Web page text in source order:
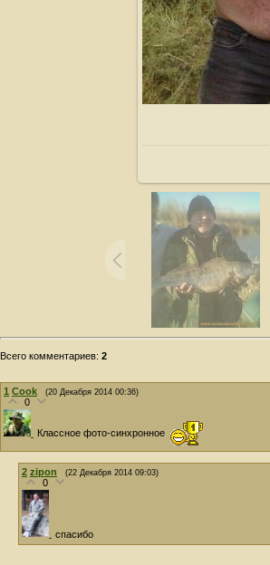
Всего комментариев: 2
1 Cook (20 Декабря 2014 00:36)
0
Классное фото-синхронное
2 zipon (22 Декабря 2014 09:03)
0
спасибо